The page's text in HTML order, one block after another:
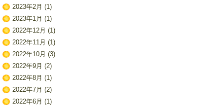
2023年2月 (1)
2023年1月 (1)
2022年12月 (1)
2022年11月 (1)
2022年10月 (3)
2022年9月 (2)
2022年8月 (1)
2022年7月 (2)
2022年6月 (1)